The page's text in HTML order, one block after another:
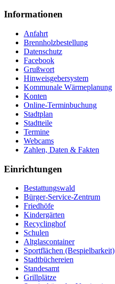
Informationen
Anfahrt
Brennholzbestellung
Datenschutz
Facebook
Grußwort
Hinweisgebersystem
Kommunale Wärmeplanung
Konten
Online-Terminbuchung
Stadtplan
Stadtteile
Termine
Webcams
Zahlen, Daten & Fakten
Einrichtungen
Bestattungswald
Bürger-Service-Zentrum
Friedhöfe
Kindergärten
Recyclinghof
Schulen
Altglascontainer
Sportflächen (Bespielbarkeit)
Stadtbüchereien
Standesamt
Grillplätze